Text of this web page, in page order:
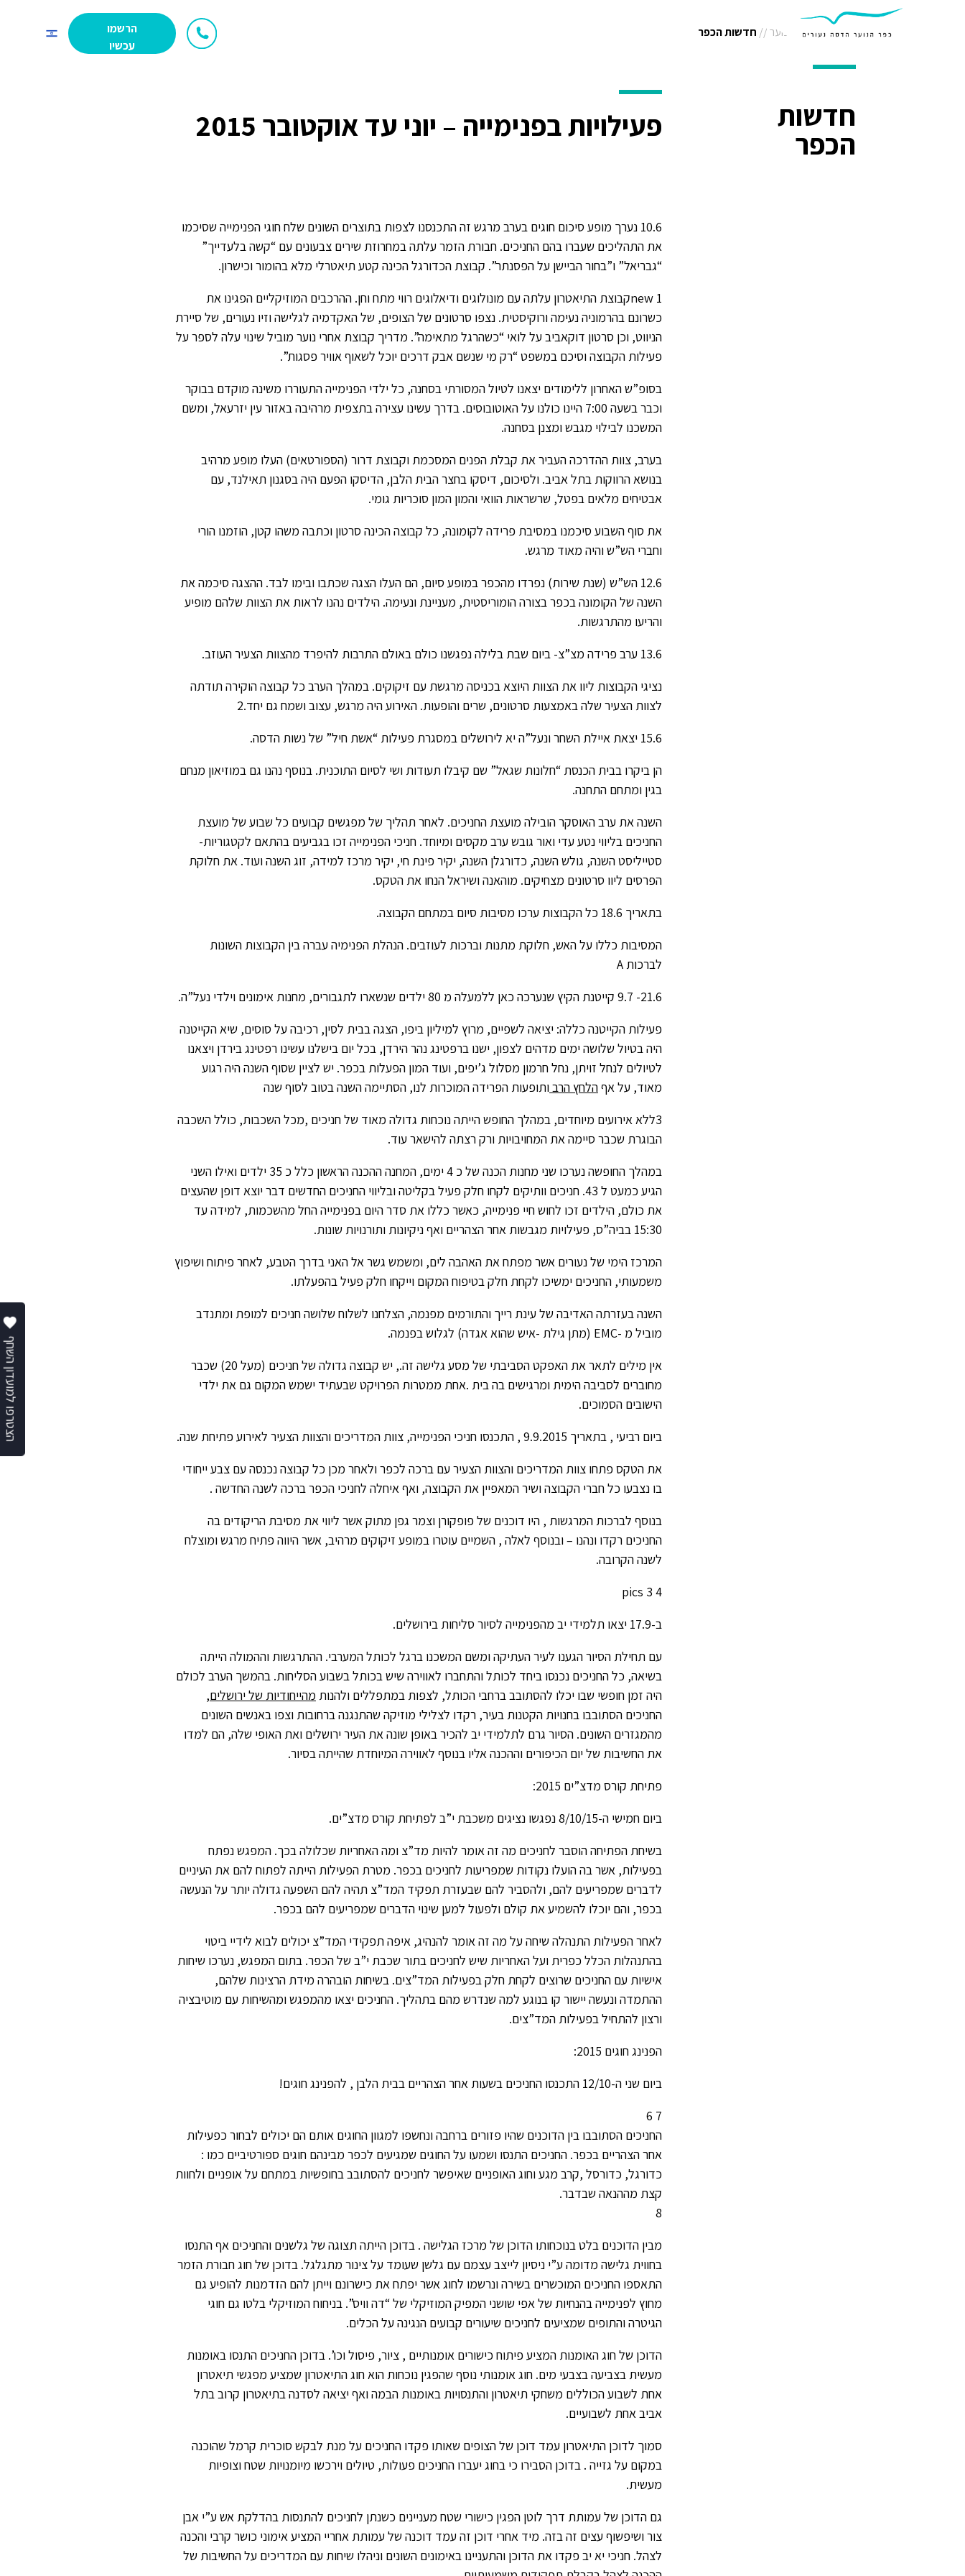
אודות
הרשמו
עכשיו
דף הבית//כפר נוער// חדשות הכפר
חדשות
הכפר פעילויות בפנימייה – יוני עד אוקטובר 2015
10.6 נערך מופע סיכום חוגים בערב מרגש זה התכנסנו לצפות בתוצרים השונים שלח חוגי הפנימייה שסיכמו
את התהליכים שעברו בהם החניכים. חבורת הזמר עלתה במחרוזת שירים צבעונים עם “קשה בלעדייך”
“גבריאל” ו”בחור הביישן על הפסנתר”. קבוצת הכדורגל הכינה קטע תיאטרלי מלא בהומור וכישרון.
1 newקבוצת התיאטרון עלתה עם מונולוגים ודיאלוגים רווי מתח וחן. ההרכבים המוזיקליים הפגינו את
כשרונם בהרמוניה נעימה ורוקיסטית. נצפו סרטונים של הצופים, של האקדמיה לגלישה וזיו נעורים, של סיירת
הניווט, וכן סרטון דוקאביב על לואי “כשהרגל מתאימה”. מדריך קבוצת אחרי נוער מוביל שינוי עלה לספר על
פעילות הקבוצה וסיכם במשפט “רק מי שנשם אבק דרכים יוכל לשאוף אוויר פסגות”.
בסופ”ש האחרון ללימודים יצאנו לטיול המסורתי בסחנה, כל ילדי הפנימייה התעוררו משינה מוקדם בבוקר
וכבר בשעה 7:00 היינו כולנו על האוטובוסים. בדרך עשינו עצירה בתצפית מרהיבה באזור עין יזרעאל, ומשם
המשכנו לבילוי מגבש ומצנן בסחנה.
בערב, צוות ההדרכה העביר את קבלת הפנים המסכמת וקבוצת דרור (הספורטאים) העלו מופע מרהיב
בנושא הרווקות בתל אביב. ולסיכום, דיסקו בחצר הבית הלבן, הדיסקו הפעם היה בסגנון תאילנד, עם
אבטיחים מלאים בפטל, שרשראות הוואי והמון המון סוכריות גומי.
את סוף השבוע סיכמנו במסיבת פרידה לקומונה, כל קבוצה הכינה סרטון וכתבה משהו קטן, הוזמנו הורי
וחברי הש”ש והיה מאוד מרגש.
12.6 הש”ש (שנת שירות) נפרדו מהכפר במופע סיום, הם העלו הצגה שכתבו ובימו לבד. ההצגה סיכמה את
השנה של הקומונה בכפר בצורה הומוריסטית, מעניינת ונעימה. הילדים נהנו לראות את הצוות שלהם מופיע
והריעו מהתרגשות.
13.6 ערב פרידה מצ”צ- ביום שבת בלילה נפגשנו כולם באולם התרבות להיפרד מהצוות הצעיר העוזב.
נציגי הקבוצות ליוו את הצוות היוצא בכניסה מרגשת עם זיקוקים. במהלך הערב כל קבוצה הוקירה תודתה
לצוות הצעיר שלה באמצעות סרטונים, שרים והופעות. האירוע היה מרגש, עצוב ושמח גם יחד.2
15.6 יצאת איילת השחר ונעל”ה יא לירושלים במסגרת פעילות “אשת חיל” של נשות הדסה.
הן ביקרו בבית הכנסת “חלונות שגאל” שם קיבלו תעודות ושי לסיום התוכנית. בנוסף נהנו גם במוזיאון מנחם
בגין ומתחם התחנה.
השנה את ערב האוסקר הובילה מועצת החניכים. לאחר תהליך של מפגשים קבועים כל שבוע של מועצת
החניכים בליווי נטע עדי ואור גובש ערב מקסים ומיוחד. חניכי הפנימייה זכו בגביעים בהתאם לקטגוריות-
סטייליסט השנה, גולש השנה, כדורגלן השנה, יקיר פינת חי, יקיר מרכז למידה, זוג השנה ועוד. את חלוקת
הפרסים ליוו סרטונים מצחיקים. מוהאנה ושיראל הנחו את הטקס.
בתאריך 18.6 כל הקבוצות ערכו מסיבות סיום במתחם הקבוצה.
המסיבות כללו על האש, חלוקת מתנות וברכות לעוזבים. הנהלת הפנימיה עברה בין הקבוצות השונות
לברכות A
21.6- 9.7 קייטנת הקיץ שנערכה כאן ללמעלה מ 80 ילדים שנשארו לתגבורים, מחנות אימונים וילדי נעל”ה.
פעילות הקייטנה כללה: יציאה לשפיים, מרוץ למיליון ביפו, הצגה בבית לסין, רכיבה על סוסים, שיא הקייטנה
היה בטיול שלושה ימים מדהים לצפון, ישנו ברפטינג נהר הירדן, בכל יום בישלנו עשינו רפטינג בירדן ויצאנו
לטיולים לנחל זויתן, נחל חרמון מסלול ג’יפים, ועוד המון הפעלות בכפר. יש לציין שסוף השנה היה רגוע
מאוד, על אףהלחץ הרבותופעות הפרידה המוכרות לנו, הסתיימה השנה בטוב לסוף שנה
3ללא אירועים מיוחדים, במהלך החופש הייתה נוכחות גדולה מאוד של חניכים ,מכל השכבות, כולל השכבה
הבוגרת שכבר סיימה את המחויבויות ורק רצתה להישאר עוד.
במהלך החופשה נערכו שני מחנות הכנה של כ 4 ימים, המחנה ההכנה הראשון כלל כ 35 ילדים ואילו השני
הגיע כמעט ל 43. חניכים וותיקים לקחו חלק פעיל בקליטה ובליווי החניכים החדשים דבר יוצא דופן שהעצים
את כולם, הילדים זכו לחוש חיי פנימייה, כאשר כללו את סדר היום בפנימייה החל מהשכמות, למידה עד
15:30 בביה”ס, פעילויות מגבשות אחר הצהריים ואף ניקיונות ותורנויות שונות.
המרכז הימי של נעורים אשר מפתח את האהבה לים, ומשמש גשר אל האני בדרך הטבע, לאחר פיתוח ושיפוץ
משמעותי, החניכים ימשיכו לקחת חלק בטיפוח המקום וייקחו חלק פעיל בהפעלתו.
השנה בעזרתה האדיבה של עינת רייך והתורמים מפנמה, הצלחנו לשלוח שלושה חניכים למופת ומתנדב
מוביל מ -EMC (מתן גילת -איש שהוא אגדה) לגלוש בפנמה.
אין מילים לתאר את האפקט הסביבתי של מסע גלישה זה., יש קבוצה גדולה של חניכים (מעל 20) שכבר
מחוברים לסביבה הימית ומרגישים בה בית .אחת ממטרות הפרויקט שבעתיד ישמש המקום גם את ילדי
הישובים הסמוכים.
ביום רביעי , בתאריך 9.9.2015 , התכנסו חניכי הפנימייה, צוות המדריכים והצוות הצעיר לאירוע פתיחת שנה.
את הטקס פתחו צוות המדריכים והצוות הצעיר עם ברכה לכפר ולאחר מכן כל קבוצה נכנסה עם צבע ייחודי
בו נצבעו כל חברי הקבוצה ושיר המאפיין את הקבוצה, ואף איחלה לחניכי הכפר ברכה לשנה החדשה .
בנוסף לברכות המרגשות , היו דוכנים של פופקורן וצמר גפן מתוק אשר ליווי את מסיבת הריקודים בה
החניכים רקדו ונהנו – ובנוסף לאלה , השמיים עוטרו במופע זיקוקים מרהיב, אשר היווה פתיח מרגש ומוצלח
לשנה הקרובה.
4 3 pics
ב-17.9 יצאו תלמידי יב מהפנימייה לסיור סליחות בירושלים.
עם תחילת הסיור הגענו לעיר העתיקה ומשם המשכנו ברגל לכותל המערבי. ההתרגשות וההמולה הייתה
בשיאה, כל החניכים נכנסו ביחד לכותל והתחברו לאווירה שיש בכותל בשבוע הסליחות. בהמשך הערב לכולם
היה זמן חופשי שבו יכלו להסתובב ברחבי הכותל, לצפות במתפללים ולהנות מהייחודיות של ירושלים,
החניכים הסתובבו בחנויות הקטנות בעיר, רקדו לצלילי מוזיקה שהתנגנה ברחובות וצפו באנשים השונים
מהמגזרים השונים. הסיור גרם לתלמידי יב להכיר באופן שונה את העיר ירושלים ואת האופי שלה, הם למדו
את החשיבות של יום הכיפורים וההכנה אליו בנוסף לאווירה המיוחדת שהייתה בסיור.
פתיחת קורס מדצ”ים 2015:
ביום חמישי ה-8/10/15 נפגשו נציגים משכבת י”ב לפתיחת קורס מדצ”ים.
בשיחת הפתיחה הוסבר לחניכים מה זה אומר להיות מד”צ ומה האחריות שכלולה בכך. המפגש נפתח
בפעילות, אשר בה הועלו נקודות שמפריעות לחניכים בכפר. מטרת הפעילות הייתה לפתוח להם את העיניים
לדברים שמפריעים להם, ולהסביר להם שבעזרת תפקיד המד”צ תהיה להם השפעה גדולה יותר על הנעשה
בכפר, והם יוכלו להשמיע את קולם ולפעול למען שינוי הדברים שמפריעים להם בכפר.
לאחר הפעילות התנהלה שיחה על מה זה אומר להנהיג, איפה תפקידי המד”צ יכולים לבוא לידיי ביטוי
בהתנהלות הכלל כפרית ועל האחריות שיש לחניכים בתור שכבת י”ב של הכפר. בתום המפגש, נערכו שיחות
אישיות עם החניכים שרוצים לקחת חלק בפעילות המד”צים. בשיחות הובהרה מידת הרצינות שלהם,
ההתמדה ונעשה יישור קו בנוגע למה שנדרש מהם בתהליך. החניכים יצאו מהמפגש ומהשיחות עם מוטיבציה
ורצון להתחיל בפעילות המד”צים.
הפנינג חוגים 2015:
ביום שני ה-12/10 התכנסו החניכים בשעות אחר הצהריים בבית הלבן , להפנינג חוגים!
7 6
החניכים הסתובבו בין הדוכנים שהיו פזורים ברחבה ונחשפו למגוון החוגים אותם הם יכולים לבחור כפעילות
אחר הצהריים בכפר. החניכים התנסו ושמעו על החוגים שמגיעים לכפר מבינהם חוגים ספורטיביים כמו :
כדורגל, כדורסל ,קרב מגע וחוג האופניים שאיפשר לחניכים להסתובב בחופשיות במתחם על אופניים ולחוות
קצת מההנאה שבדבר.
8
מבין הדוכנים בלט בנוכחותו הדוכן של מרכז הגלישה . בדוכן הייתה תצוגה של גלשנים והחניכים אף התנסו
בחווית גלישה מדומה ע”י ניסיון לייצב עצמם עם גלשן שעומד על צינור מתגלגל. בדוכן של חוג חבורת הזמר
התאספו החניכים המוכשרים בשירה ונרשמו לחוג אשר יפתח את כישרונם וייתן להם הזדמנות להופיע גם
מחוץ לפנימייה בהנחיות של אפי שושני המפיק המוזיקלי של “דה וויס”. בניחוח המוזיקלי בלטו גם חוגי
הגיטרה והתופים שמציעים לחניכים שיעורים קבועים הנגינה על הכלים.
הדוכן של חוג האומנות המציע פיתוח כישורים אומנותיים , ציור, פיסול וכו’. בדוכן החניכים התנסו באומנות
מעשית בצביעה בצבעי מים. חוג אומנותי נוסף שהפגין נוכחות הוא חוג התיאטרון שמציע מפגשי תיאטרון
אחת לשבוע הכוללים משחקי תיאטרון והתנסויות באומנות הבמה ואף יציאה לסדנה בתיאטרון קרוב בתל
אביב אחת לשבועיים.
סמוך לדוכן התיאטרון עמד דוכן של הצופים שאותו פקדו החניכים על מנת לבקש סוכרית קרמל שהוכנה
במקום על גזייה . בדוכן הסבירו כי בחוג יעברו החניכים פעולות, טיולים וירכשו מיומנויות שטח וצופיות
מעשית.
גם הדוכן של עמותת דרך לוטן הפגין כישורי שטח מעניינים כשנתן לחניכים להתנסות בהדלקת אש ע”י אבן
צור ושיפשוף עצים זה בזה. מיד אחרי דוכן זה עמד דוכנה של עמותת אחריי המציע אימוני כושר קרבי והכנה
לצהל. חניכי יא יב פקדו את הדוכן והתעניינו באימונים השונים וניהלו שיחות עם המדריכים על החשיבות של
הצטרפו למועדון השחף